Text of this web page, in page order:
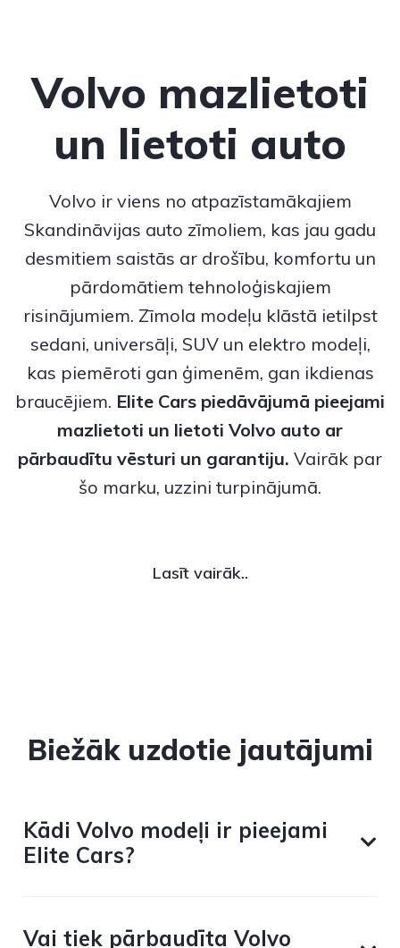
Volvo mazlietoti
un lietoti auto
Volvo ir viens no atpazīstamākajiem
Skandināvijas auto zīmoliem, kas jau gadu
desmitiem saistās ar drošību, komfortu un
pārdomātiem tehnoloģiskajiem
risinājumiem. Zīmola modeļu klāstā ietilpst
sedani, universāļi, SUV un elektro modeļi,
kas piemēroti gan ģimenēm, gan ikdienas
braucējiem. Elite Cars piedāvājumā pieejami
mazlietoti un lietoti Volvo auto ar
pārbaudītu vēsturi un garantiju. Vairāk par
šo marku, uzzini turpinājumā.
Lasīt vairāk..
Biežāk uzdotie jautājumi
Kādi Volvo modeļi ir pieejami
Elite Cars?
Vai tiek pārbaudīta Volvo